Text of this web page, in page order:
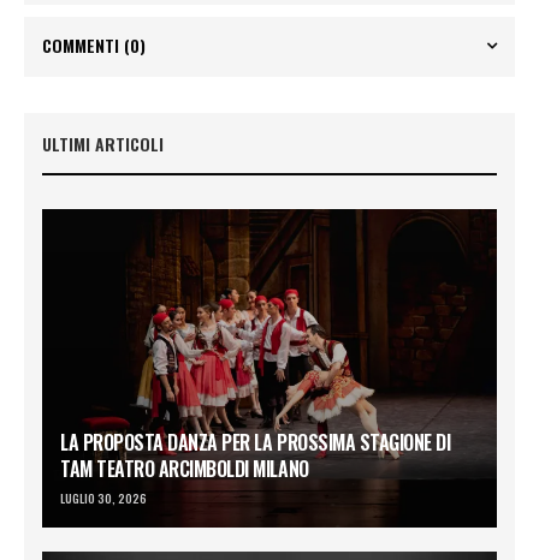
COMMENTI (0)
ULTIMI ARTICOLI
LA PROPOSTA DANZA PER LA PROSSIMA STAGIONE DI
TAM TEATRO ARCIMBOLDI MILANO
LUGLIO 30, 2026